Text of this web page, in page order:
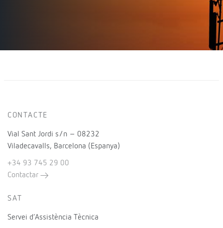
CONTACTE
Vial Sant Jordi s/n – 08232
Viladecavalls, Barcelona (Espanya)
+34 93 745 29 00
Contactar
SAT
Servei d’Assistència Tècnica